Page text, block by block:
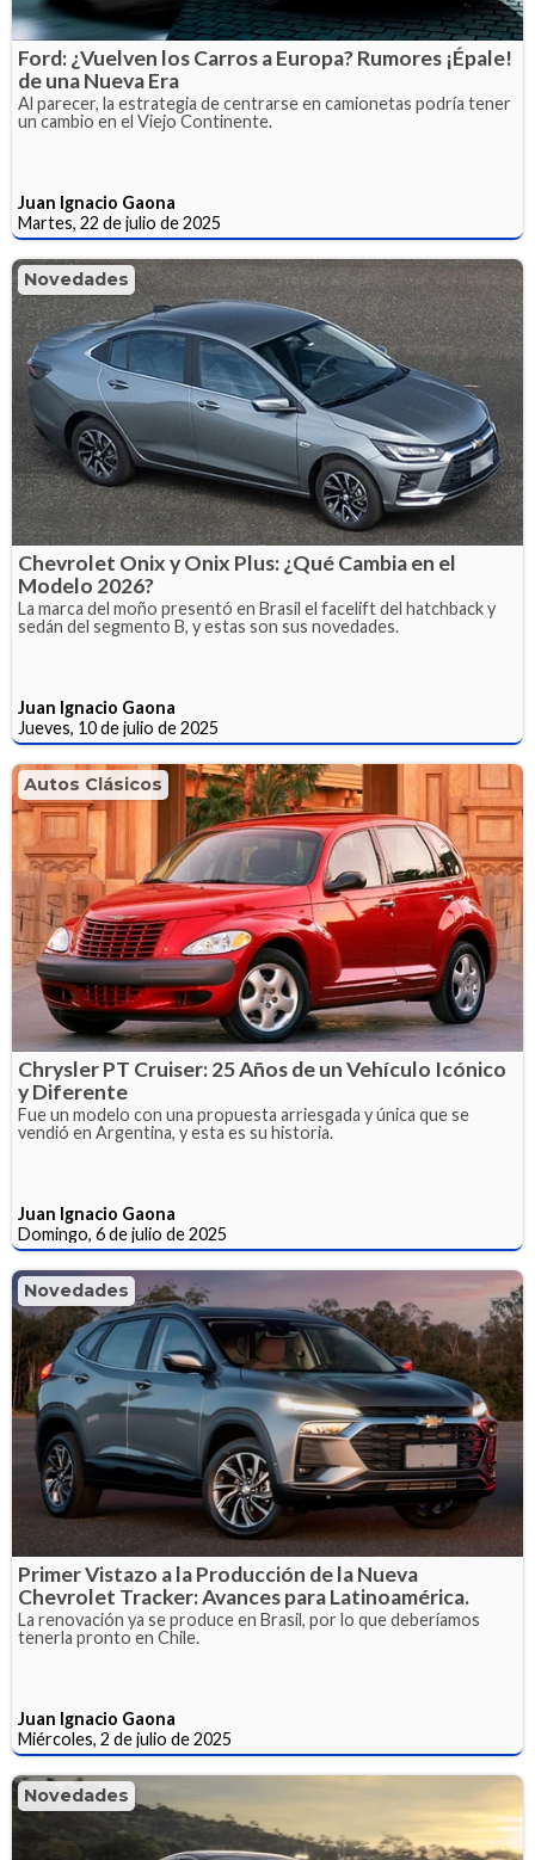
Ford: ¿Vuelven los Carros a Europa? Rumores ¡Épale!
de una Nueva Era
Al parecer, la estrategia de centrarse en camionetas podría tener
un cambio en el Viejo Continente.
Juan Ignacio Gaona
Martes, 22 de julio de 2025
Novedades
Chevrolet Onix y Onix Plus: ¿Qué Cambia en el
Modelo 2026?
La marca del moño presentó en Brasil el facelift del hatchback y
sedán del segmento B, y estas son sus novedades.
Juan Ignacio Gaona
Jueves, 10 de julio de 2025
Autos Clásicos
Chrysler PT Cruiser: 25 Años de un Vehículo Icónico
y Diferente
Fue un modelo con una propuesta arriesgada y única que se
vendió en Argentina, y esta es su historia.
Juan Ignacio Gaona
Domingo, 6 de julio de 2025
Novedades
Primer Vistazo a la Producción de la Nueva
Chevrolet Tracker: Avances para Latinoamérica.
La renovación ya se produce en Brasil, por lo que deberíamos
tenerla pronto en Chile.
Juan Ignacio Gaona
Miércoles, 2 de julio de 2025
Novedades